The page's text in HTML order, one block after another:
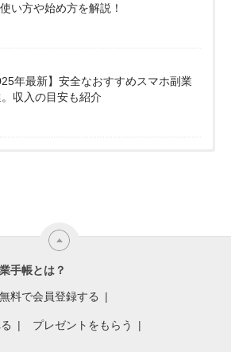
い方や始め方を解説！
年最新】安全なおすすめスマホ副業
収入の目安も紹介
手帳とは？
無料で会員登録する
プレゼントをもらう